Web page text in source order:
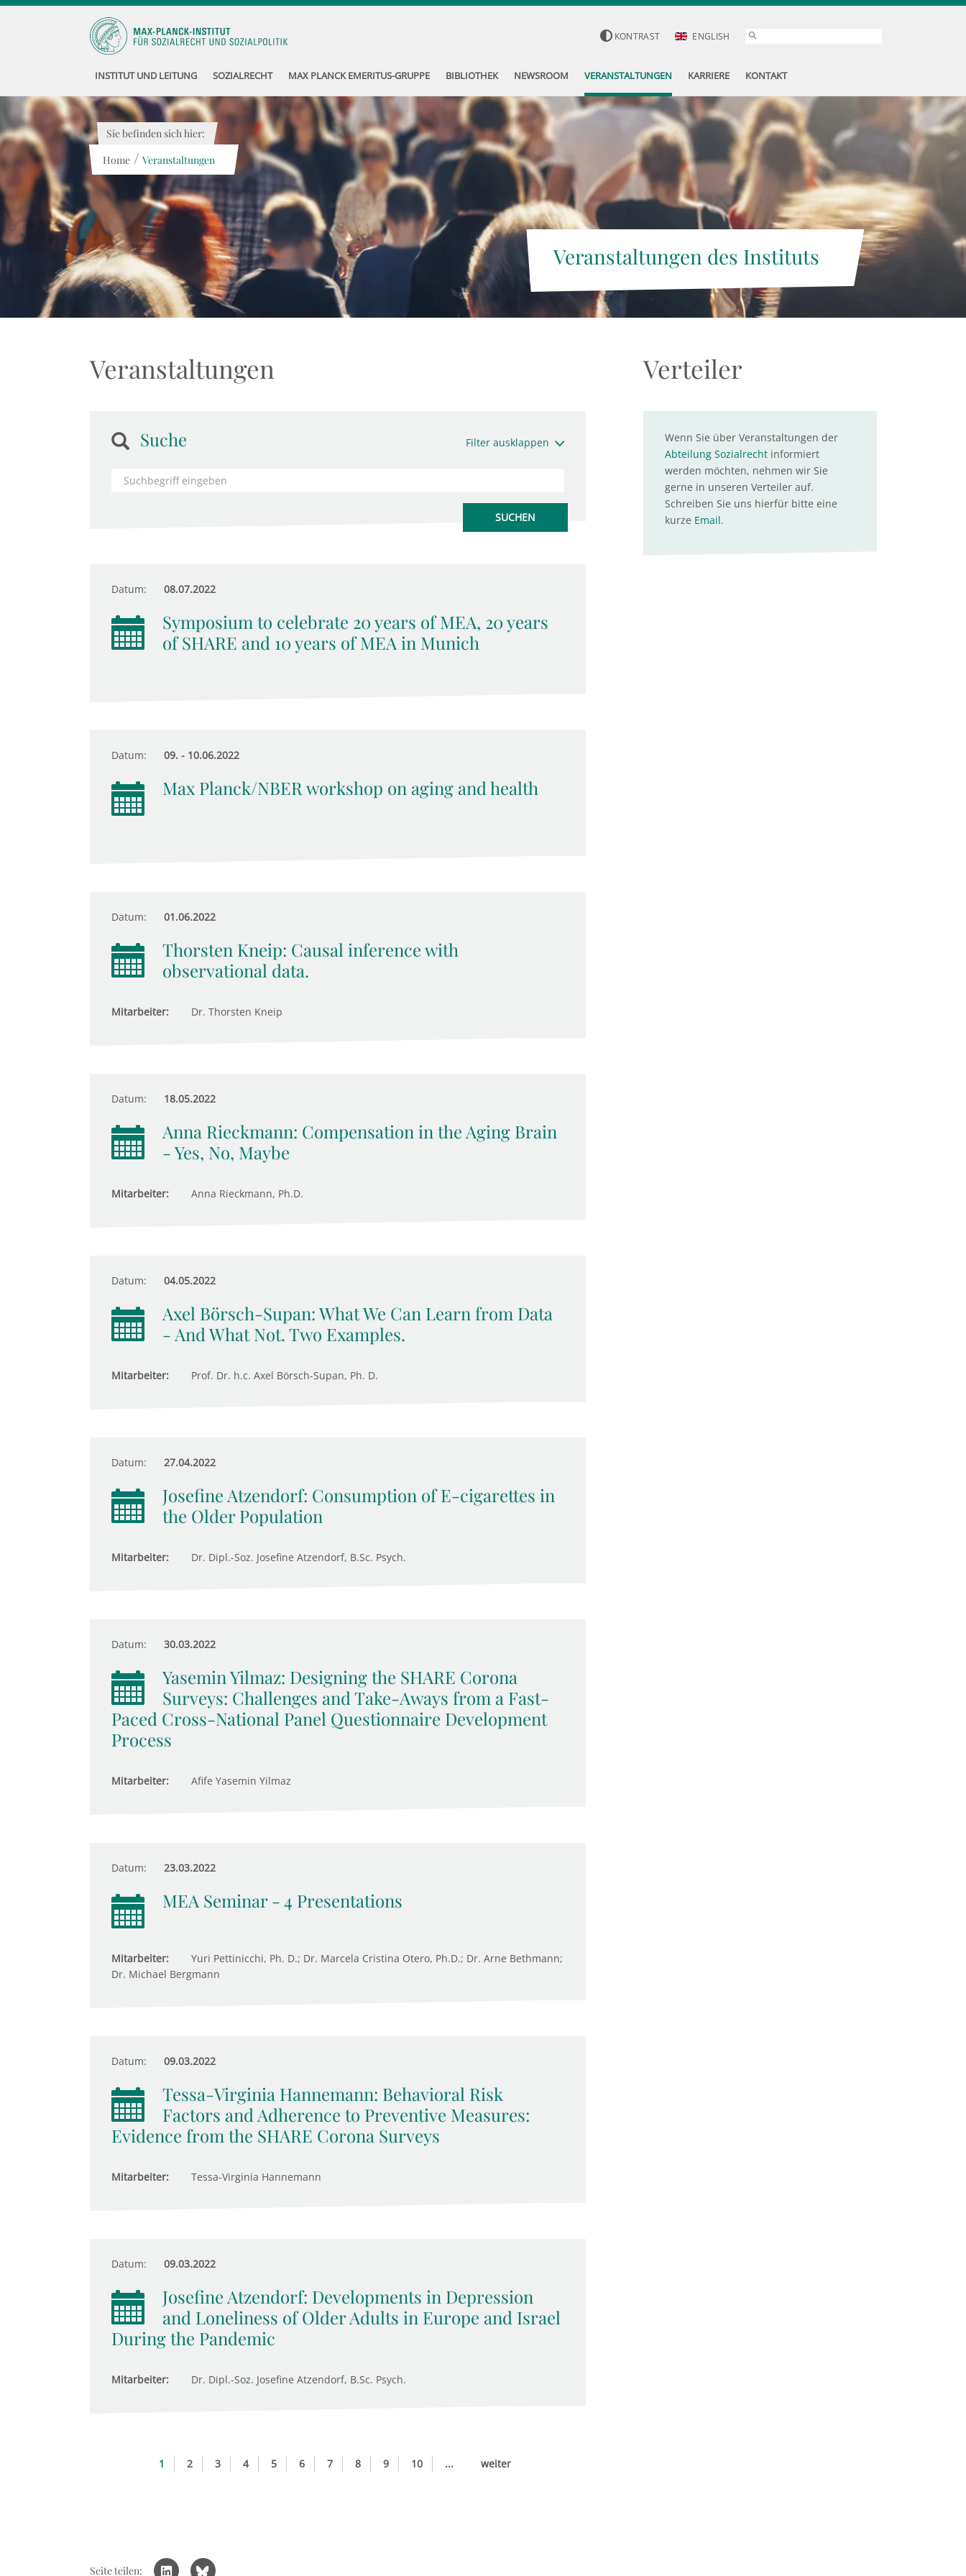
KONTRAST ENGLISH
INSTITUT UND LEITUNG SOZIALRECHT MAX PLANCK EMERITUS-GRUPPE BIBLIOTHEK NEWSROOM VERANSTALTUNGEN KARRIERE KONTAKT
Veranstaltungen des Instituts
Sie befinden sich hier:
Home / Veranstaltungen
Veranstaltungen
Suche Filter ausklappen
Datum: 08.07.2022
Symposium to celebrate 20 years of MEA, 20 years
of SHARE and 10 years of MEA in Munich
Datum: 09. - 10.06.2022
Max Planck/NBER workshop on aging and health
Datum: 01.06.2022
Thorsten Kneip: Causal inference with
observational data.
Mitarbeiter: Dr. Thorsten Kneip
Datum: 18.05.2022
Anna Rieckmann: Compensation in the Aging Brain
- Yes, No, Maybe
Mitarbeiter: Anna Rieckmann, Ph.D.
Datum: 04.05.2022
Axel Börsch-Supan: What We Can Learn from Data
- And What Not. Two Examples.
Mitarbeiter: Prof. Dr. h.c. Axel Börsch-Supan, Ph. D.
Datum: 27.04.2022
Josefine Atzendorf: Consumption of E-cigarettes in
the Older Population
Mitarbeiter: Dr. Dipl.-Soz. Josefine Atzendorf, B.Sc. Psych.
Datum: 30.03.2022
Yasemin Yilmaz: Designing the SHARE Corona
Surveys: Challenges and Take-Aways from a Fast-
Paced Cross-National Panel Questionnaire Development
Process
Mitarbeiter: Afife Yasemin Yilmaz
Datum: 23.03.2022
MEA Seminar - 4 Presentations
Mitarbeiter:
Yuri Pettinicchi, Ph. D.; Dr. Marcela Cristina Otero, Ph.D.; Dr. Arne Bethmann;
Dr. Michael Bergmann
Datum: 09.03.2022
Tessa-Virginia Hannemann: Behavioral Risk
Factors and Adherence to Preventive Measures:
Evidence from the SHARE Corona Surveys
Mitarbeiter: Tessa-Virginia Hannemann
Datum: 09.03.2022
Josefine Atzendorf: Developments in Depression
and Loneliness of Older Adults in Europe and Israel
During the Pandemic
Mitarbeiter: Dr. Dipl.-Soz. Josefine Atzendorf, B.Sc. Psych.
1 2 3 4 5 6 7 8 9 10 ... weiter
Verteiler
Wenn Sie über Veranstaltungen der
Abteilung Sozialrechtinformiert
werden möchten, nehmen wir Sie
gerne in unseren Verteiler auf.
Schreiben Sie uns hierfür bitte eine
kurze Email.
Seite teilen: